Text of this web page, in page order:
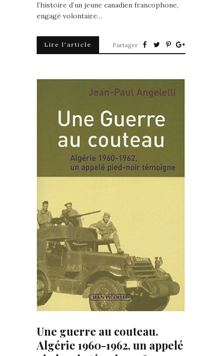
l’histoire d’un jeune canadien francophone,
engagé volontaire…
Lire l'article Partager
Une guerre au couteau.
Algérie 1960-1962, un appelé